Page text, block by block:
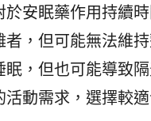
安眠藥作用持續
，但可能無法維
，但也可能導致
動需求，選擇較